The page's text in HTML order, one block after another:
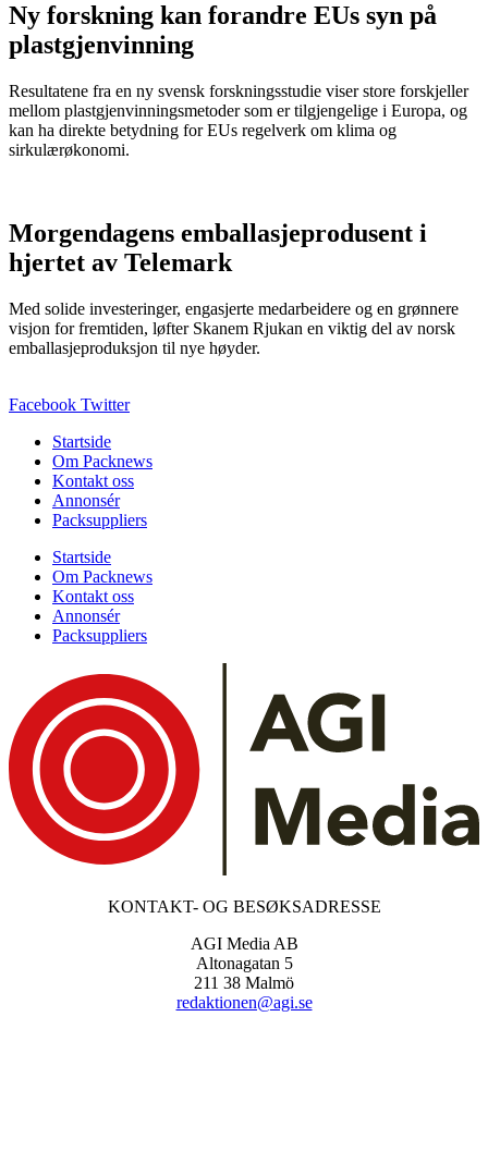
Ny forskning kan forandre EUs syn på
plastgjenvinning
Resultatene fra en ny svensk forskningsstudie viser store forskjeller
mellom plastgjenvinningsmetoder som er tilgjengelige i Europa, og
kan ha direkte betydning for EUs regelverk om klima og
sirkulærøkonomi.
Morgendagens emballasjeprodusent i
hjertet av Telemark
Med solide investeringer, engasjerte medarbeidere og en grønnere
visjon for fremtiden, løfter Skanem Rjukan en viktig del av norsk
emballasjeproduksjon til nye høyder.
Facebook Twitter
Startside
Om Packnews
Kontakt oss
Annonsér
Packsuppliers
Startside
Om Packnews
Kontakt oss
Annonsér
Packsuppliers
KONTAKT- OG BESØKSADRESSE
AGI Media AB
Altonagatan 5
211 38 Malmö
redaktionen@agi.se